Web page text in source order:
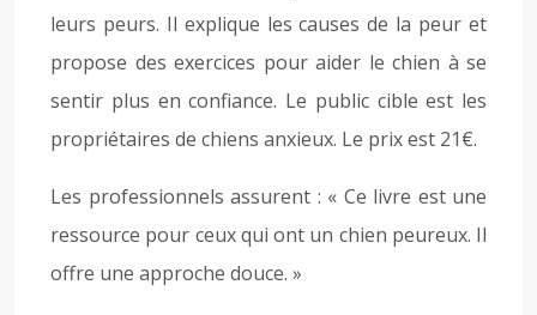
leurs peurs. Il explique les causes de la peur et
propose des exercices pour aider le chien à se
sentir plus en confiance. Le public cible est les
propriétaires de chiens anxieux. Le prix est 21€.
Les professionnels assurent : « Ce livre est une
ressource pour ceux qui ont un chien peureux. Il
offre une approche douce. »